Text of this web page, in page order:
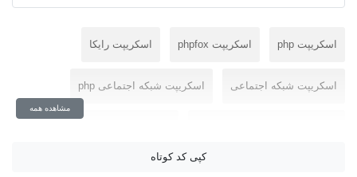
اسکریپت php اسکریپت phpfox اسکریپت رایکا
اسکریپت شبکه اجتماعی اسکریپت شبکه اجتماعی php
مشاهده همه
کپی کد کوتاه